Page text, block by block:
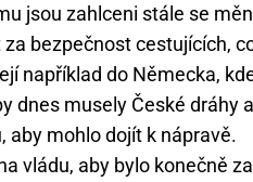
jsou zahlceni stále se
bezpečnost cestujících,
například do Německa,
dnes musely České dráhy
aby mohlo dojít k nápravě.
vládu, aby bylo konečně